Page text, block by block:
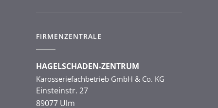
FIRMENZENTRALE
HAGELSCHADEN-ZENTRUM
Karosseriefachbetrieb GmbH & Co. KG
Einsteinstr. 27
89077 Ulm